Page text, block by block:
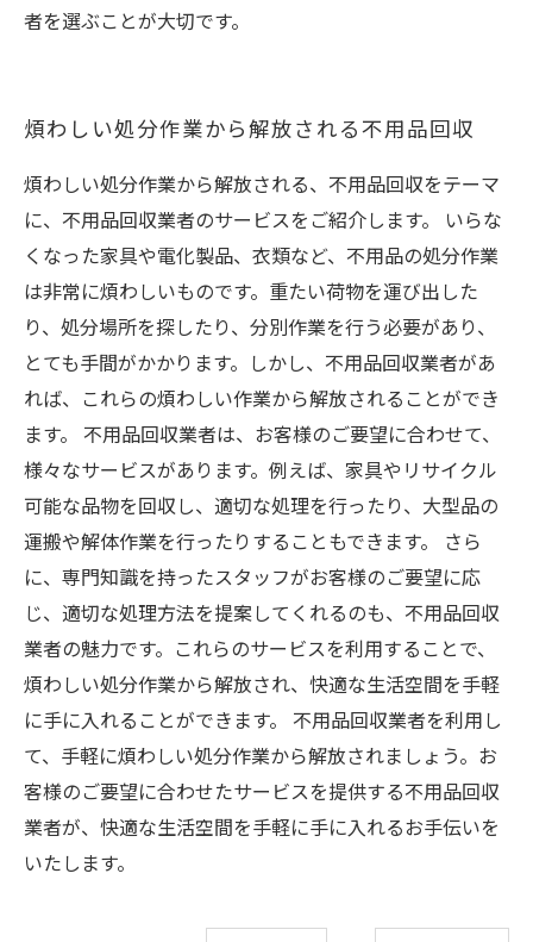
者を選ぶことが大切です。
煩わしい処分作業から解放される不用品回収
煩わしい処分作業から解放される、不用品回収をテーマ
に、不用品回収業者のサービスをご紹介します。 いらな
くなった家具や電化製品、衣類など、不用品の処分作業
は非常に煩わしいものです。重たい荷物を運び出した
り、処分場所を探したり、分別作業を行う必要があり、
とても手間がかかります。しかし、不用品回収業者があ
れば、これらの煩わしい作業から解放されることができ
ます。 不用品回収業者は、お客様のご要望に合わせて、
様々なサービスがあります。例えば、家具やリサイクル
可能な品物を回収し、適切な処理を行ったり、大型品の
運搬や解体作業を行ったりすることもできます。 さら
に、専門知識を持ったスタッフがお客様のご要望に応
じ、適切な処理方法を提案してくれるのも、不用品回収
業者の魅力です。これらのサービスを利用することで、
煩わしい処分作業から解放され、快適な生活空間を手軽
に手に入れることができます。 不用品回収業者を利用し
て、手軽に煩わしい処分作業から解放されましょう。お
客様のご要望に合わせたサービスを提供する不用品回収
業者が、快適な生活空間を手軽に手に入れるお手伝いを
いたします。